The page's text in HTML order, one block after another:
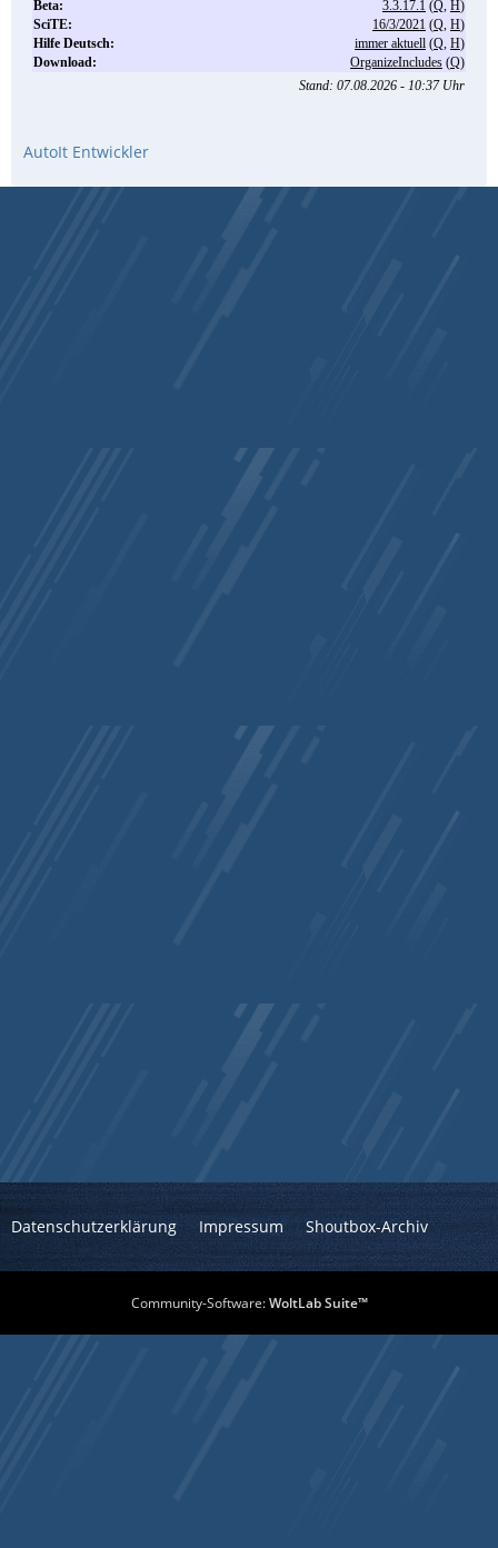
AutoIt Entwickler
Datenschutzerklärung Impressum Shoutbox-Archiv
Community-Software:WoltLab Suite™